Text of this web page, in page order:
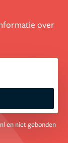
over
en niet gebonden